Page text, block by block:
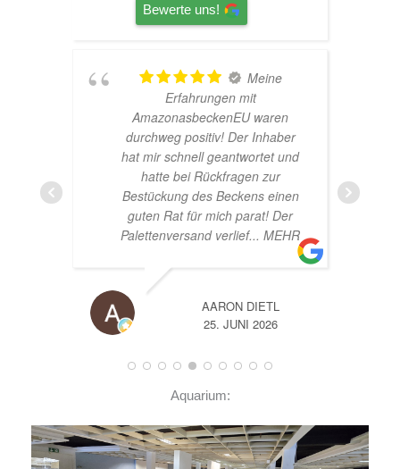
Bewerte uns!
Meine
Erfahrungen mit
AmazonasbeckenEU waren
durchweg positiv! Der Inhaber
hat mir schnell geantwortet und
hatte bei Rückfragen zur
Bestückung des Beckens einen
guten Rat für mich parat! Der
Palettenversand verlief... MEHR
AARON DIETL
25. JUNI 2026
Aquarium: